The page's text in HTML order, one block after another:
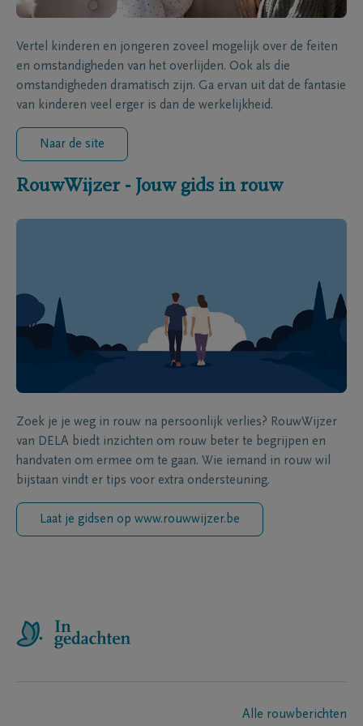
Vertel kinderen en jongeren zoveel mogelijk over de feiten
en omstandigheden van het overlijden. Ook als die
omstandigheden dramatisch zijn. Ga ervan uit dat de fantasie
van kinderen veel erger is dan de werkelijkheid.
Naar de site
RouwWijzer - Jouw gids in rouw
Zoek je je weg in rouw na persoonlijk verlies? RouwWijzer
van DELA biedt inzichten om rouw beter te begrijpen en
handvaten om ermee om te gaan. Wie iemand in rouw wil
bijstaan vindt er tips voor extra ondersteuning.
Laat je gidsen op www.rouwwijzer.be
Alle rouwberichten